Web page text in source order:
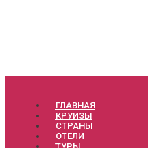
ГЛАВНАЯ
КРУИЗЫ
СТРАНЫ
ОТЕЛИ